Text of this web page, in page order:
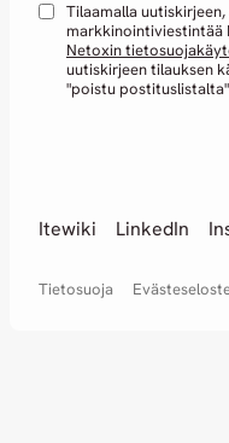
Tietosuoja
Tilaamalla
markkinointiviestintää
Netoxin
uutiskirjeen tilauksen
"poistu
Itewiki LinkedIn